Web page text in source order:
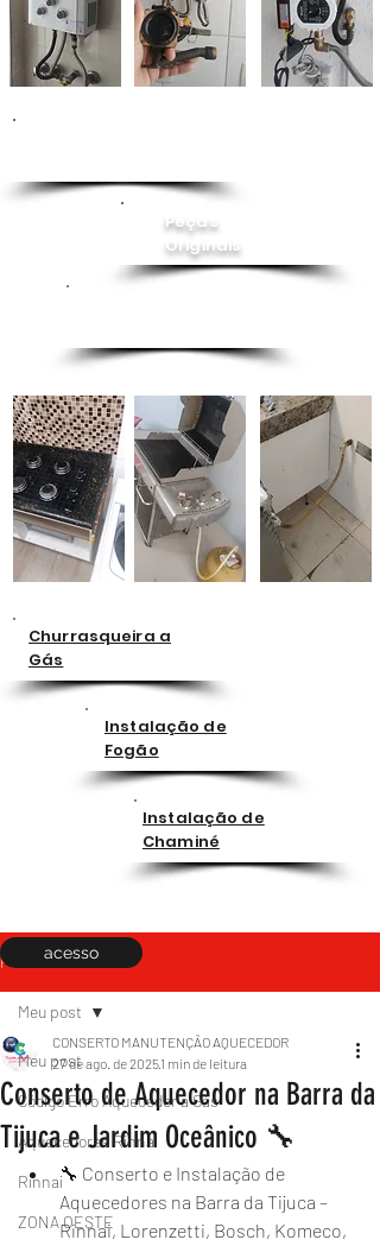
Peças
Originais
Churrasqueira a
Gás
Instalação de
Fogão
Instalação de
Chaminé
Post
Meu post
Código Erro Aquecedor a Gás
Aquecedores Rinnai
Rinnai
ZONA OESTE
Meu post
Conserto de Aquecedor na Barra da
Tijuca e Jardim Oceânico 🔧
CONSERTO MANUTENÇÃO AQUECEDOR
27 de ago. de 20251 min de leitura
🔧 Conserto e Instalação de
Aquecedores na Barra da Tijuca –
Rinnai, Lorenzetti, Bosch, Komeco,
acesso